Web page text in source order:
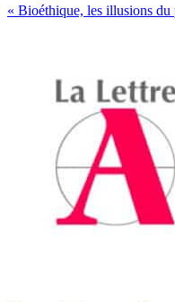
« Bioéthique, les illusions